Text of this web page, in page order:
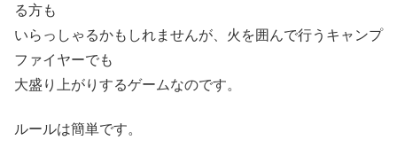
る方も
いらっしゃるかもしれませんが、火を囲んで行うキャンプ
ファイヤーでも
大盛り上がりするゲームなのです。
ルールは簡単です。